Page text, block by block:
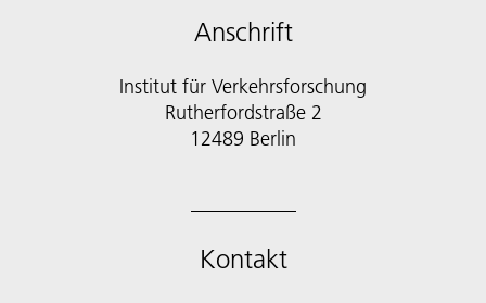
Anschrift
Institut für Verkehrsforschung
Rutherfordstraße 2
12489 Berlin
Kontakt